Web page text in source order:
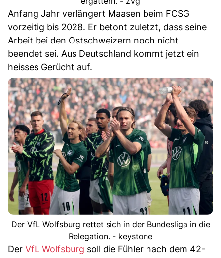
Anfang Jahr verlängert Maasen beim FCSG
vorzeitig bis 2028. Er betont zuletzt, dass seine
Arbeit bei den Ostschweizern noch nicht
beendet sei. Aus Deutschland kommt jetzt ein
heisses Gerücht auf.
Der VfL Wolfsburg rettet sich in der Bundesliga in die
Relegation. - keystone
Der VfL Wolfsburg soll die Fühler nach dem 42-